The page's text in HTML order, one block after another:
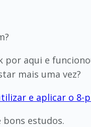
por aqui e
mais uma vez?
e aplicar o 8-
bons estudos.